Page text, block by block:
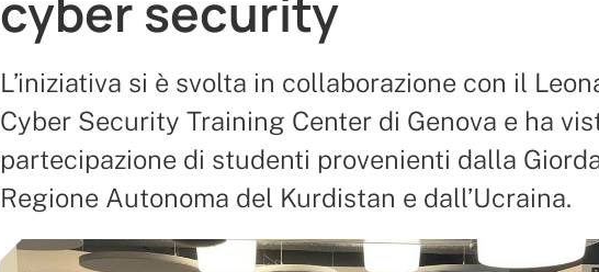
L’iniziativa si è svolta in collaborazione con il
Cyber Security Training Center di Genova e ha
partecipazione di studenti provenienti dalla
Regione Autonoma del Kurdistan e dall’Ucraina.